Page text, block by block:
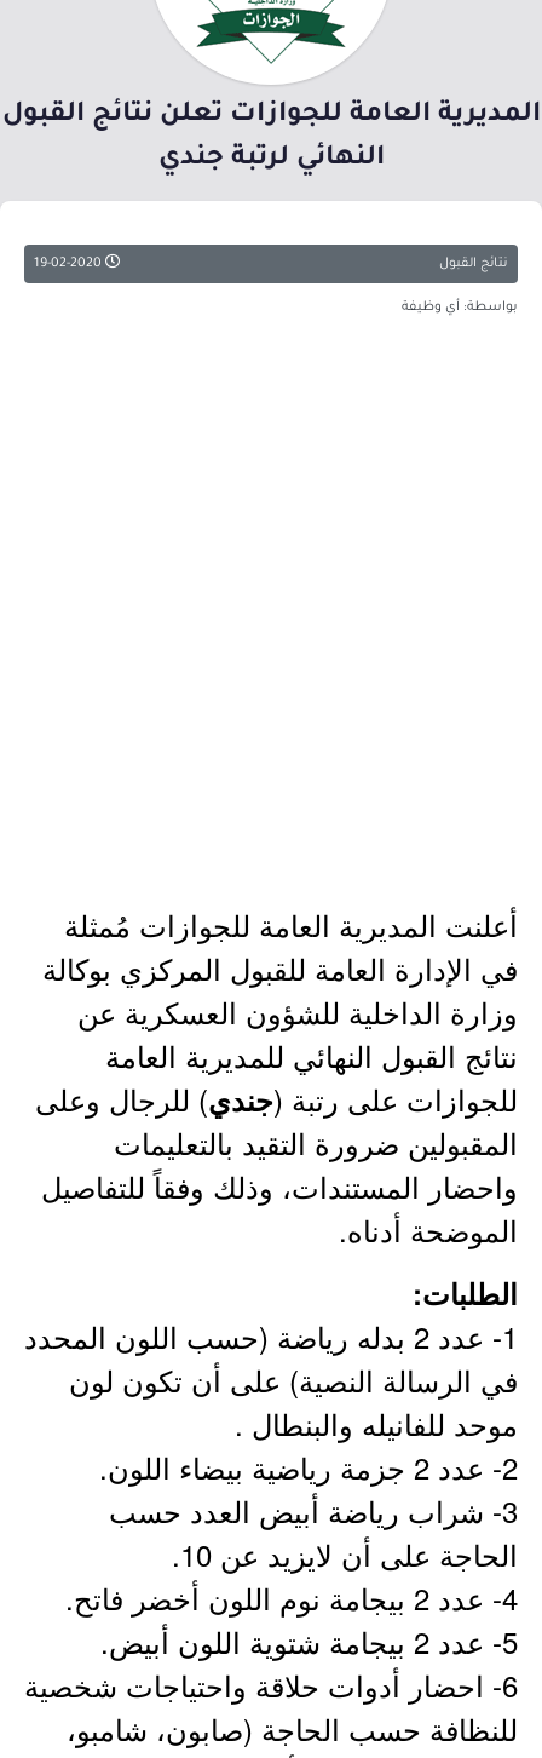
المديرية العامة للجوازات تعلن نتائج القبول
النهائي لرتبة جندي
نتائج القبول
بواسطة: أي وظيفة
أعلنت المديرية العامة للجوازات مُمثلة
في الإدارة العامة للقبول المركزي بوكالة
وزارة الداخلية للشؤون العسكرية عن
نتائج القبول النهائي للمديرية العامة
للجوازات على رتبة (جندي) للرجال وعلى
المقبولين ضرورة التقيد بالتعليمات
واحضار المستندات، وذلك وفقاً للتفاصيل
الموضحة أدناه.
الطلبات:
1- عدد 2 بدله رياضة (حسب اللون المحدد
في الرسالة النصية) على أن تكون لون
موحد للفانيله والبنطال .
2- عدد 2 جزمة رياضية بيضاء اللون.
3- شراب رياضة أبيض العدد حسب
الحاجة على أن لايزيد عن 10.
4- عدد 2 بيجامة نوم اللون أخضر فاتح.
5- عدد 2 بيجامة شتوية اللون أبيض.
6- احضار أدوات حلاقة واحتياجات شخصية
للنظافة حسب الحاجة (صابون، شامبو،